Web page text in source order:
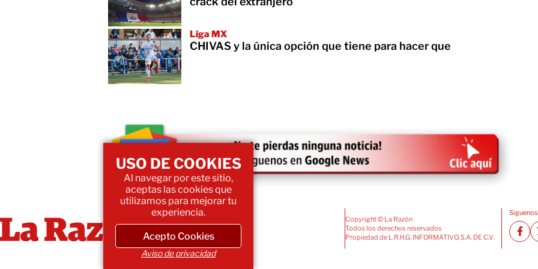
Liga MX
CHIVAS y la única opción que tiene para hacer que
Copyright © La Razón
Todos los derechos reservados
Propiedad de L.R.H.G. INFORMATIVO, S.A. DE C.V.
USO DE COOKIES
Al navegar por este sitio,
aceptas las cookies que
utilizamos para mejorar tu
experiencia.
Acepto Cookies
Aviso de privacidad